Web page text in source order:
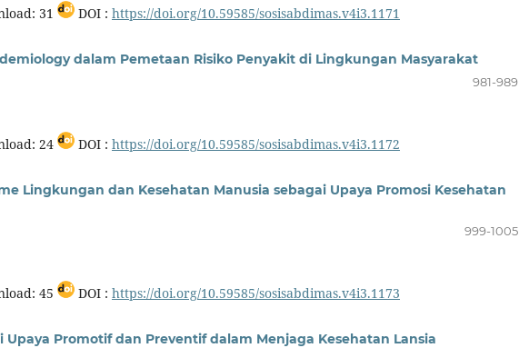
31 DOI : https://doi.org/10.59585/sosisabdimas.v4i3.1171
dalam Pemetaan Risiko Penyakit di Lingkungan Masyarakat
981-989
24 DOI : https://doi.org/10.59585/sosisabdimas.v4i3.1172
Lingkungan dan Kesehatan Manusia sebagai Upaya Promosi Kesehatan
999-1005
45 DOI : https://doi.org/10.59585/sosisabdimas.v4i3.1173
Upaya Promotif dan Preventif dalam Menjaga Kesehatan Lansia